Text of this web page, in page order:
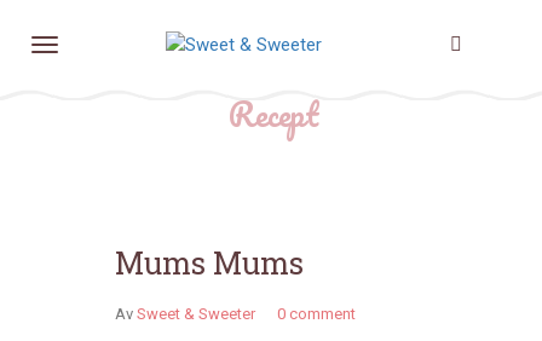
Recept
Mums Mums
Av Sweet & Sweeter 0 comment